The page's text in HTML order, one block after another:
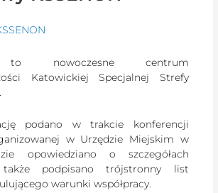
to nowoczesne centrum
Katowickiej Specjalnej Strefy
podano w trakcie konferencji
w Urzędzie Miejskim w
opowiedziano o szczegółach
podpisano trójstronny list
warunki współpracy.